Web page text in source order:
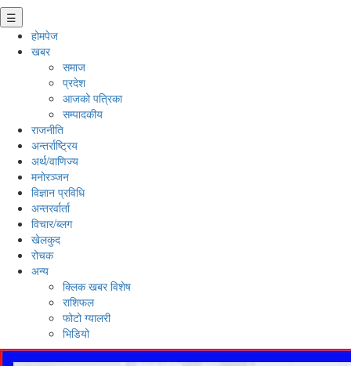
☰
होमपेज
खबर
समाज
प्रदेश
आजको पत्रिका
सम्पादकीय
राजनीति
अन्तर्राष्ट्रिय
अर्थ/वाणिज्य
मनाेरञ्जन
विज्ञान प्रविधि
अन्तरर्वार्ता
विचार/ब्लग
खेलकुद
रोचक
अन्य
क्लिक खबर विशेष
राशिफल
फोटो ग्यालरी
भिडियो